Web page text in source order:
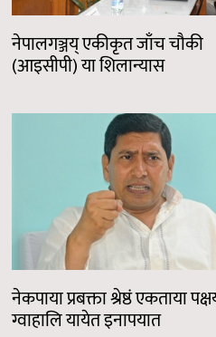
नेपालगञ्जय् एकीकृत जाँच चौकी
(आइसीपी) या शिलान्यास
नेकपाया प्रबक्ता श्रेष्ठं एकताया
ग्वाहालि यायेत इनापयात